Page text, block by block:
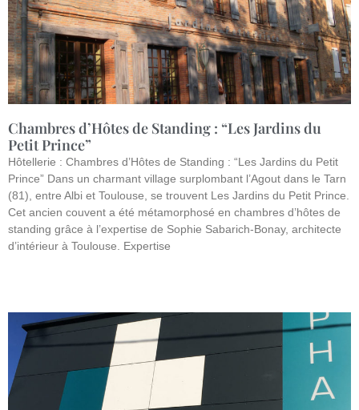
Chambres d’Hôtes de Standing : “Les Jardins du
Petit Prince”
Hôtellerie : Chambres d’Hôtes de Standing : “Les Jardins du Petit
Prince” Dans un charmant village surplombant l’Agout dans le Tarn
(81), entre Albi et Toulouse, se trouvent Les Jardins du Petit Prince.
Cet ancien couvent a été métamorphosé en chambres d’hôtes de
standing grâce à l’expertise de Sophie Sabarich-Bonay, architecte
d’intérieur à Toulouse. Expertise